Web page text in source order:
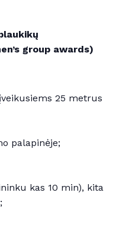
group awards)
25 metrus
palapinėje;
kas 10 min), kita